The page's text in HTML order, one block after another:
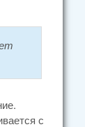
с